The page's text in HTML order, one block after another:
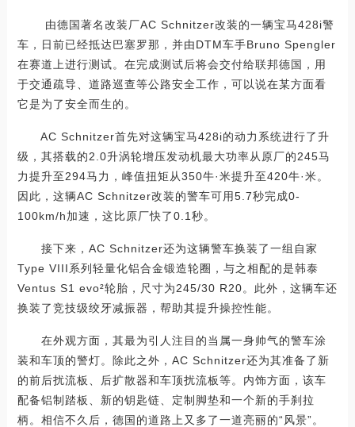
由德国著名改装厂AC Schnitzer改装的一辆宝马428i警
车，日前已经抵达巴塞罗那，并由DTM车手Bruno Spengler
在赛道上进行测试。在完成测试后将会交付给联邦德国，用
于交通疏导、道路巡查等公路安全工作，可以说在某方面看
它是为了安全而生的。
AC Schnitzer首先对这辆宝马428i的动力系统进行了升
级，其搭载的2.0升涡轮增压发动机最大功率从原厂的245马
力提升至294马力，峰值扭矩从350牛·米提升至420牛·米。
因此，这辆AC Schnitzer改装的警车可用5.7秒完成0-
100km/h加速，这比原厂快了0.1秒。
接下来，AC Schnitzer还为这辆警车换装了一组自家
Type VIII系列轻量化铝合金锻造轮圈，与之相配的是韩泰
Ventus S1 evo²轮胎，尺寸为245/30 R20。此外，这辆车还
换装了竞技级绞牙减振器，帮助其提升操控性能。
在外观方面，其最为引人注目的当属一身帅气的警车涂
装和车顶的警灯。除此之外，AC Schnitzer还为其准备了新
的前后扰流板、后扩散器和车顶扰流板等。内饰方面，该车
配备铝制踏板、新的钥匙链、定制脚垫和一个新的手刹拉
柄。相信不久后，德国的道路上又多了一道亮丽的“风景”。